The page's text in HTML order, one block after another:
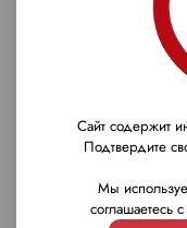
Высокие оценки
инновационный
Характеристики
Сайт содержит
Подтвердите
Мы
соглашаетесь с